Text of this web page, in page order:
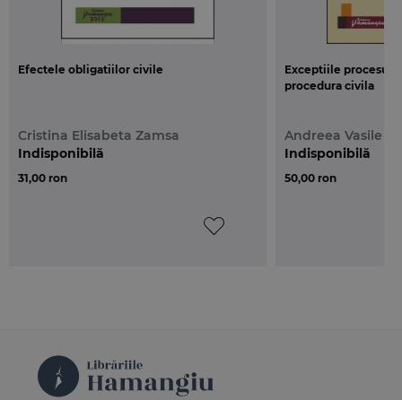
Efectele obligatiilor civile
Cristina Elisabeta Zamsa
31,00 ron
Indisponibilă
Exceptiile
procedura civila
Andreea Vasile
50,00 ron
Indisponibilă